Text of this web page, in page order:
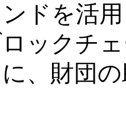
持続可能性 メルマガ
パートナー
ドを活
ックチ
、財団